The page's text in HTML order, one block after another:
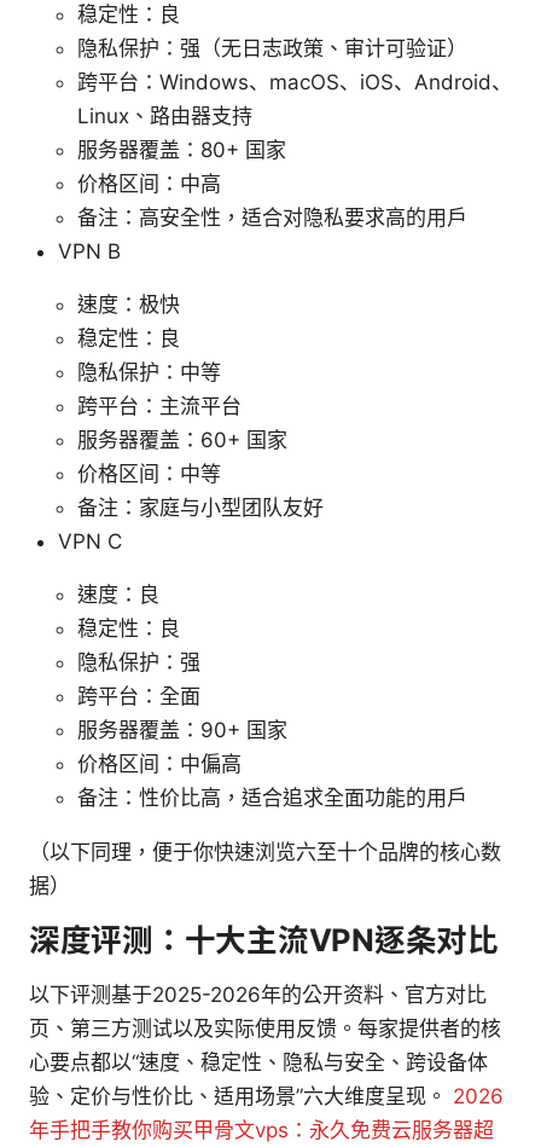
稳定性：良
隐私保护：强（无日志政策、审计可验证）
跨平台：Windows、macOS、iOS、Android、
Linux、路由器支持
服务器覆盖：80+ 国家
价格区间：中高
备注：高安全性，适合对隐私要求高的用户
VPN B
速度：极快
稳定性：良
隐私保护：中等
跨平台：主流平台
服务器覆盖：60+ 国家
价格区间：中等
备注：家庭与小型团队友好
VPN C
速度：良
稳定性：良
隐私保护：强
跨平台：全面
服务器覆盖：90+ 国家
价格区间：中偏高
备注：性价比高，适合追求全面功能的用户
（以下同理，便于你快速浏览六至十个品牌的核心数
据）
深度评测：十大主流VPN逐条对比
以下评测基于2025-2026年的公开资料、官方对比
页、第三方测试以及实际使用反馈。每家提供者的核
心要点都以“速度、稳定性、隐私与安全、跨设备体
验、定价与性价比、适用场景”六大维度呈现。 2026
年手把手教你购买甲骨文vps：永久免费云服务器超